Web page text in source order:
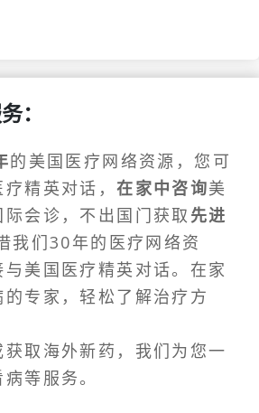
：
的美国医疗网络资源，您可
疗精英对话，在家中咨询美
际会诊 ，不出国门获取 先进
我们30年的医疗网络资
美国医疗精英对话。在家
专家，轻松了解治疗方
获取海外新药，我们为您一
病等服务。